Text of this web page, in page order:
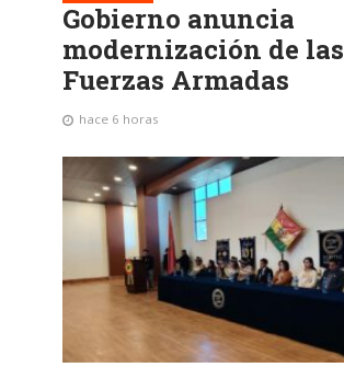
Gobierno anuncia
modernización de las
Fuerzas Armadas
hace 6 horas